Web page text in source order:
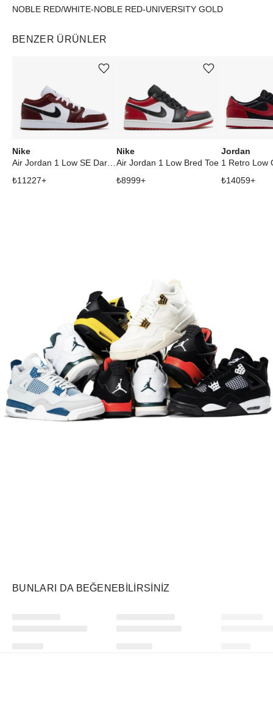
NOBLE RED/WHITE-NOBLE RED-UNIVERSITY GOLD
BENZER ÜRÜNLER
Nike
₺11227+
Ürünü istek listesine ekle veya listeden çıkar
Nike
Air Jordan 1 Low Bred Toe
₺8999+
Ürünü istek listesine ekle veya listeden çıkar
Jordan
1 Retro Low
₺14059+
BUNLARI DA BEĞENEBILIRSINIZ